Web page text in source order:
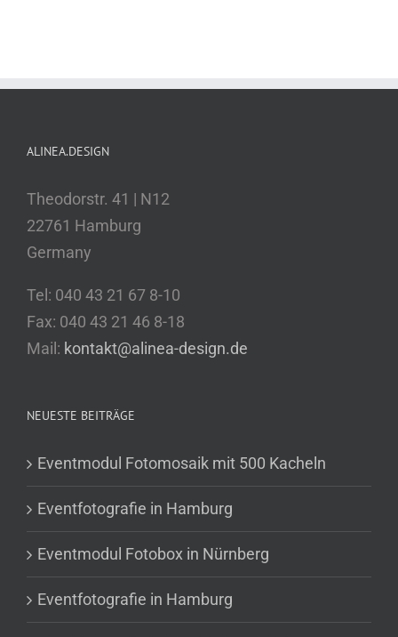
ALINEA.DESIGN
Theodorstr. 41 | N12
22761 Hamburg
Germany
Tel: 040 43 21 67 8-10
Fax: 040 43 21 46 8-18
Mail: kontakt@alinea-design.de
NEUESTE BEITRÄGE
Eventmodul Fotomosaik mit 500 Kacheln
Eventfotografie in Hamburg
Eventmodul Fotobox in Nürnberg
Eventfotografie in Hamburg